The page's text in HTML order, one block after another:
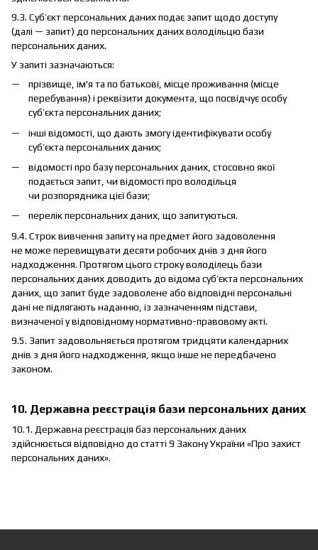
9.3. Суб’єкт персональних даних подає запит щодо доступу
(далі — запит) до персональних даних володільцю бази
персональних даних.
У запиті зазначаються:
прізвище, ім'я та по батькові, місце проживання (місце
перебування) і реквізити документа, що посвідчує особу
суб’єкта персональних даних;
інші відомості, що дають змогу ідентифікувати особу
суб’єкта персональних даних;
відомості про базу персональних даних, стосовно якої
подається запит, чи відомості про володільця
чи розпорядника цієї бази;
перелік персональних даних, що запитуються.
9.4. Строк вивчення запиту на предмет його задоволення
не може перевищувати десяти робочих днів з дня його
надходження. Протягом цього строку володілець бази
персональних даних доводить до відома суб’єкта персональних
даних, що запит буде задоволене або відповідні персональні
дані не підлягають наданню, із зазначенням підстави,
визначеної у відповідному нормативно-правовому акті.
9.5. Запит задовольняється протягом тридцяти календарних
днів з дня його надходження, якщо інше не передбачено
законом.
10. Державна реєстрація бази персональних даних
10.1. Державна реєстрація баз персональних даних
здійснюється відповідно до статті 9 Закону України «Про захист
персональних даних».